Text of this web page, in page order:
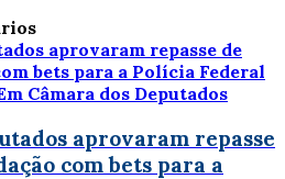
Câmara dos Deputados
aprovaram repasse
com bets para a